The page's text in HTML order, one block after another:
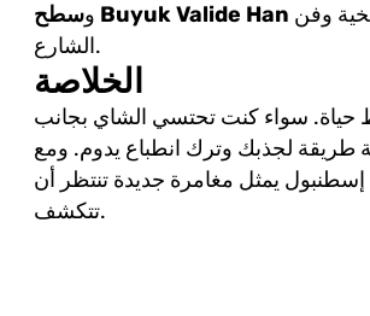
و
وفن
الشارع.
الخلاصة
حياة. سواء كنت تحتسي الشاي بجانب
طريقة لجذبك وترك انطباع يدوم. ومع
إسطنبول يمثل مغامرة جديدة تنتظر أن
تتكشف.